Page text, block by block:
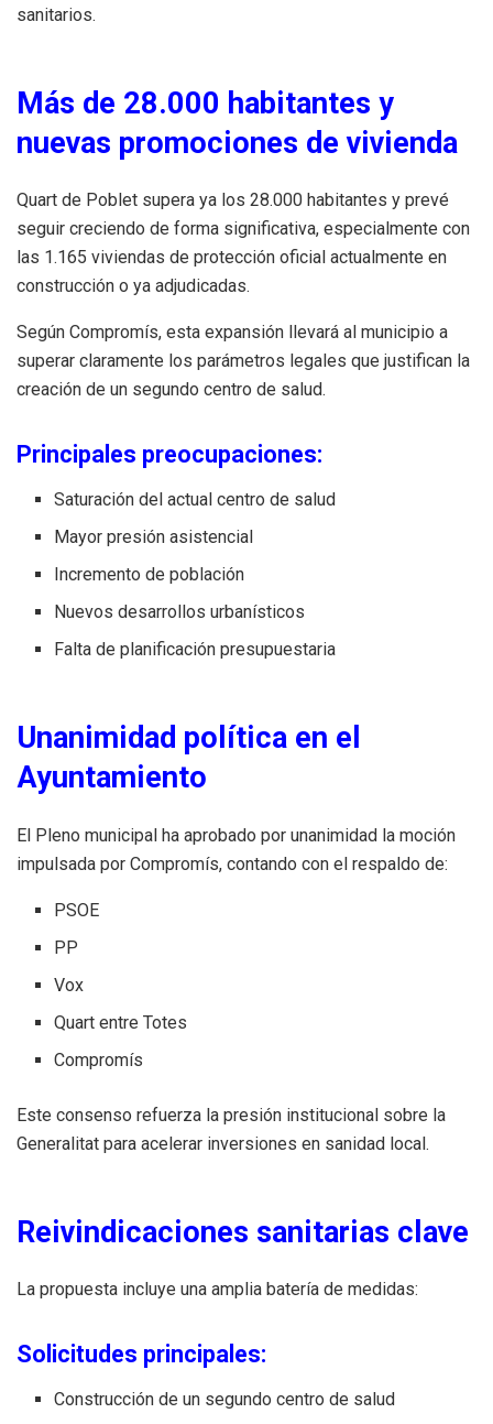
sanitarios.
Más de 28.000 habitantes y
nuevas promociones de vivienda
Quart de Poblet supera ya los 28.000 habitantes y prevé
seguir creciendo de forma significativa, especialmente con
las 1.165 viviendas de protección oficial actualmente en
construcción o ya adjudicadas.
Según Compromís, esta expansión llevará al municipio a
superar claramente los parámetros legales que justifican la
creación de un segundo centro de salud.
Principales preocupaciones:
Saturación del actual centro de salud
Mayor presión asistencial
Incremento de población
Nuevos desarrollos urbanísticos
Falta de planificación presupuestaria
Unanimidad política en el
Ayuntamiento
El Pleno municipal ha aprobado por unanimidad la moción
impulsada por Compromís, contando con el respaldo de:
PSOE
PP
Vox
Quart entre Totes
Compromís
Este consenso refuerza la presión institucional sobre la
Generalitat para acelerar inversiones en sanidad local.
Reivindicaciones sanitarias clave
La propuesta incluye una amplia batería de medidas:
Solicitudes principales:
Construcción de un segundo centro de salud